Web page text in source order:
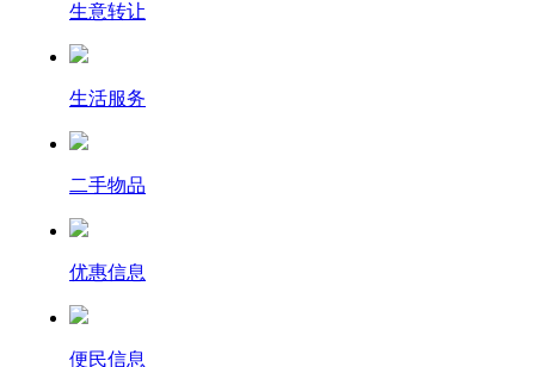
生意转让
生活服务
二手物品
优惠信息
便民信息